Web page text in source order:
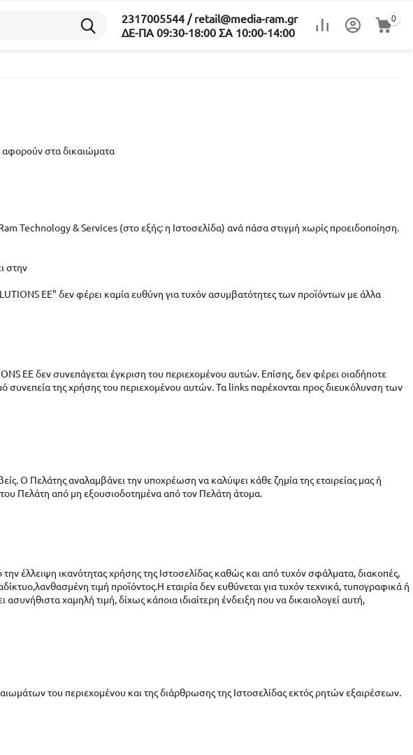
2317005544 / retail@media-ram.gr
ΔΕ-ΠΑ 09:30-18:00 ΣΑ 10:00-14:00
0
στα δικαιώματα
Technology & Services (στο εξής: η Ιστοσελίδα) ανά πάσα στιγμή χωρίς προειδοποίηση.
στην
EE" δεν φέρει καμία ευθύνη για τυχόν ασυμβατότητες των προϊόντων με άλλα
EE δεν συνεπάγεται έγκριση του περιεχομένου αυτών. Επίσης, δεν φέρει οιαδήποτε
συνεπεία της χρήσης του περιεχομένου αυτών. Τα links παρέχονται προς διευκόλυνση των
Ο Πελάτης αναλαμβάνει την υποχρέωση να καλύψει κάθε ζημία της εταιρείας μας ή
Πελάτη από μη εξουσιοδοτημένα από τον Πελάτη άτομα.
έλλειψη ικανότητας χρήσης της Ιστοσελίδας καθώς και από τυχόν σφάλματα, διακοπές,
τιμή προϊόντος.Η εταιρία δεν ευθύνεται για τυχόν τεχνικά, τυπογραφικά ή
χαμηλή τιμή, δίχως κάποια ιδιαίτερη ένδειξη που να δικαιολογεί αυτή,
του περιεχομένου και της διάρθρωσης της Ιστοσελίδας εκτός ρητών εξαιρέσεων.